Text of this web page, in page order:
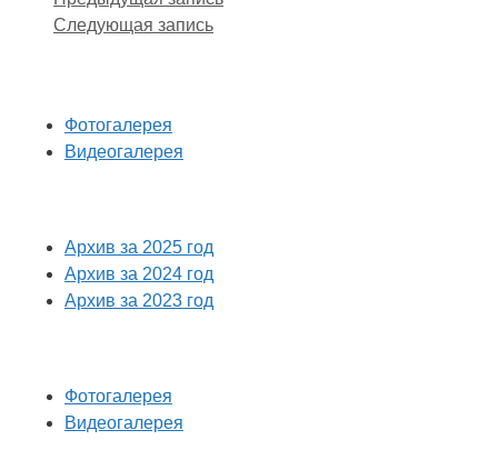
Следующая запись
Фотогалерея
Видеогалерея
Архив за 2025 год
Архив за 2024 год
Архив за 2023 год
Фотогалерея
Видеогалерея